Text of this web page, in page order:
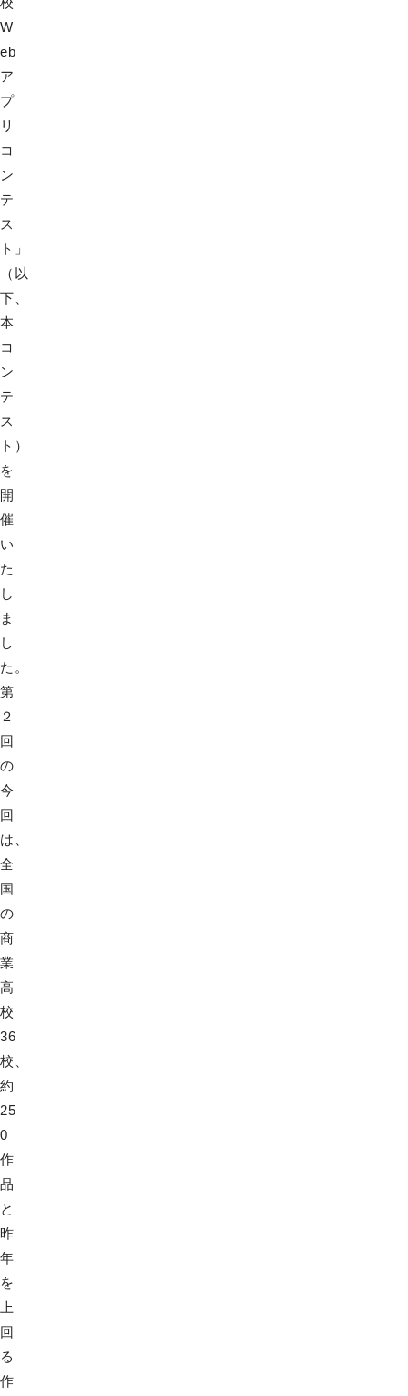
W
eb
ア
プ
リ
コ
ン
テ
ス
ト」
（以
下、
本
コ
ン
テ
ス
ト）
を
開
催
い
た
し
ま
し
た。
第
２
回
の
今
回
は、
全
国
の
商
業
高
校
36
校、
約
25
0
作
品
と
昨
年
を
上
回
る
作